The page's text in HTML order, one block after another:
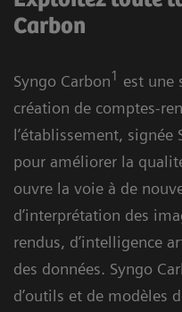
Carbon
Syngo Carbon1
est une
création de comptes-
l’établissement, signée
pour améliorer la
ouvre la voie à de
d’interprétation des
rendus, d’intelligence
des données. Syngo
d’outils et de modèles